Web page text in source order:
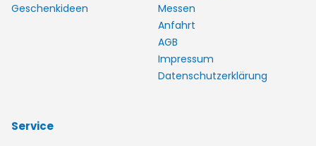
Geschenkideen
Messen
Anfahrt
AGB
Impressum
Datenschutzerklärung
Service